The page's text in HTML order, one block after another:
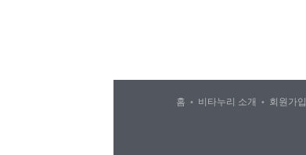
홈 • 비타누리 소개 • 회원가입